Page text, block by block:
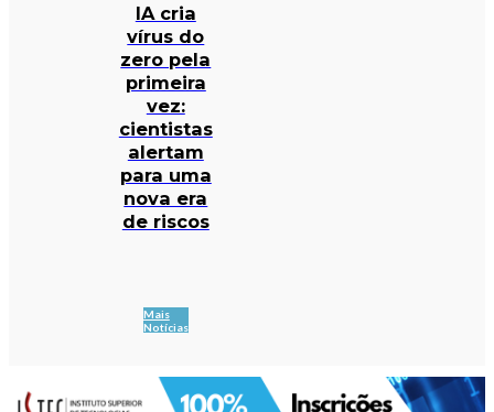
IA cria
vírus do
zero pela
primeira
vez:
cientistas
alertam
para uma
nova era
de riscos
Mais
Notícias